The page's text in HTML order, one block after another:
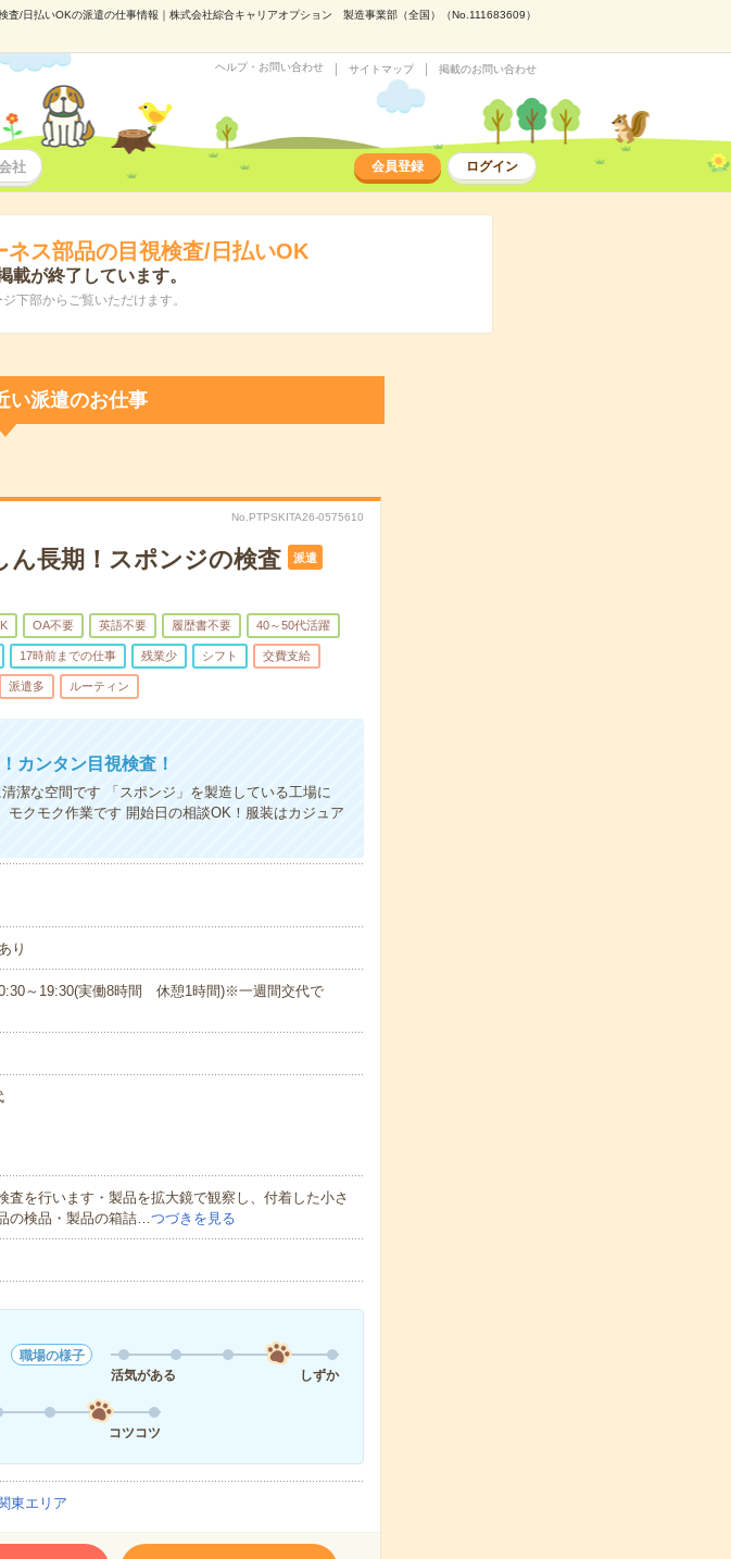
査/日払いOKの派遣の仕事情報｜株式会社綜合キャリアオプション 製造事業部（全国）（No.111683609）
ヘルプ・お問い合わせ サイトマップ 掲載のお問い合わせ
社 会員登録 ログイン
ネス部品の目視検査/日払いOK
載が終了しています。
下部からご覧いただけます。
い派遣のお仕事
No.PTPSKITA26-0575610
ん長期！スポンジの検査 派遣
OA不要 英語不要 履歴書不要 40～50代活躍
17時前までの仕事 残業少 シフト 交費支給
派遣多 ルーティン
カンタン目視検査！
潔な空間です 「スポンジ」を製造している工場に
クモク作業です 開始日の相談OK！服装はカジュア
り
～19:30(実働8時間 休憩1時間)※一週間交代で
査を行います・製品を拡大鏡で観察し、付着した小さ
の検品・製品の箱詰…つづきを見る
職場の様子
活気がある
しずか
コツコツ
東エリア